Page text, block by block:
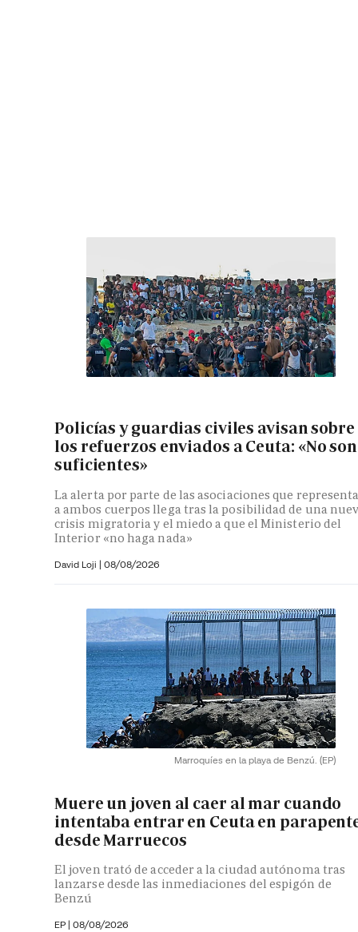
Policías y guardias civiles avisan sobre
los refuerzos enviados a Ceuta: «No son
suficientes»
La alerta por parte de las asociaciones que
a ambos cuerpos llega tras la posibilidad de una
crisis migratoria y el miedo a que el Ministerio del
Interior «no haga nada»
David Loji | 08/08/2026
Marroquíes en la playa de Benzú. (EP)
Muere un joven al caer al mar cuando
intentaba entrar en Ceuta en
desde Marruecos
El joven trató de acceder a la ciudad autónoma tras
lanzarse desde las inmediaciones del espigón de
Benzú
EP | 08/08/2026